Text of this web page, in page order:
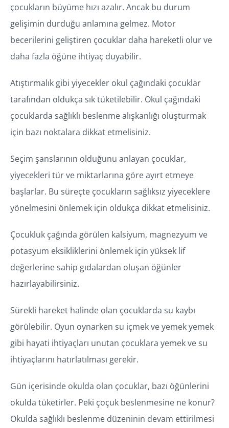
çocukların büyüme hızı azalır. Ancak bu durum
gelişimin durduğu anlamına gelmez. Motor
becerilerini geliştiren çocuklar daha hareketli olur ve
daha fazla öğüne ihtiyaç duyabilir.
Atıştırmalık gibi yiyecekler okul çağındaki çocuklar
tarafından oldukça sık tüketilebilir. Okul çağındaki
çocuklarda sağlıklı beslenme alışkanlığı oluşturmak
için bazı noktalara dikkat etmelisiniz.
Seçim şanslarının olduğunu anlayan çocuklar,
yiyecekleri tür ve miktarlarına göre ayırt etmeye
başlarlar. Bu süreçte çocukların sağlıksız yiyeceklere
yönelmesini önlemek için oldukça dikkat etmelisiniz.
Çocukluk çağında görülen kalsiyum, magnezyum ve
potasyum eksikliklerini önlemek için yüksek lif
değerlerine sahip gıdalardan oluşan öğünler
hazırlayabilirsiniz.
Sürekli hareket halinde olan çocuklarda su kaybı
görülebilir. Oyun oynarken su içmek ve yemek yemek
gibi hayati ihtiyaçları unutan çocuklara yemek ve su
ihtiyaçlarını hatırlatılması gerekir.
Gün içerisinde okulda olan çocuklar, bazı öğünlerini
okulda tüketirler. Peki çoçuk beslenmesine ne konur?
Okulda sağlıklı beslenme düzeninin devam ettirilmesi